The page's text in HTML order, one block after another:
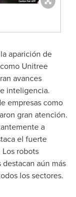
aparición de
Unitree
avances
inteligencia.
empresas como
gran atención.
a
el fuerte
robots
aún más
los sectores.